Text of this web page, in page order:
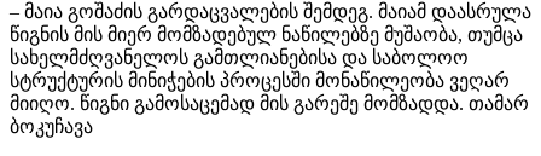
– მაია გოშაძის გარდაცვალების შემდეგ. მაიამ დაასრულა
წიგნის მის მიერ მომზადებულ ნაწილებზე მუშაობა, თუმცა
სახელმძღვანელოს გამთლიანებისა და საბოლოო
სტრუქტურის მინიჭების პროცესში მონაწილეობა ვეღარ
მიიღო. წიგნი გამოსაცემად მის გარეშე მომზადდა. თამარ
ბოკუჩავა